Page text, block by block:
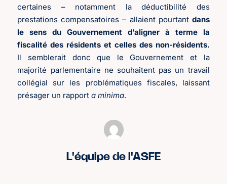
certaines – notamment la déductibilité des
prestations compensatoires – allaient pourtant dans
le sens du Gouvernement d’aligner à terme la
fiscalité des résidents et celles des non-résidents.
Il semblerait donc que le Gouvernement et la
majorité parlementaire ne souhaitent pas un travail
collégial sur les problématiques fiscales, laissant
présager un rapporta minima.
L'équipe de l'ASFE